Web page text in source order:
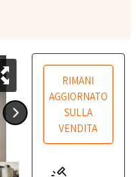
RIMANI
AGGIORNATO
SULLA
VENDITA